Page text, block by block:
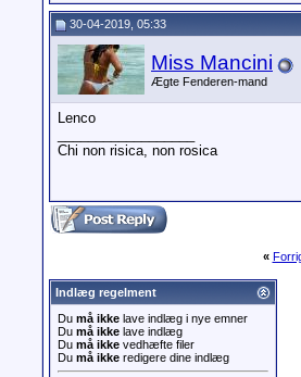
30-04-2019, 05:33
Miss Mancini
Ægte Fenderen-mand
Lenco
Chi non risica, non rosica
«
Indlæg regelment
Du må ikke lave indlæg i nye emner
Du må ikke lave indlæg
Du må ikke vedhæfte filer
Du må ikke redigere dine indlæg